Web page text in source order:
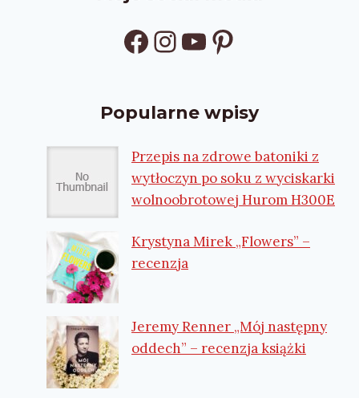
Facebook
Instagram
YouTube
Pinterest
Popularne wpisy
Przepis na zdrowe batoniki z
wytłoczyn po soku z wyciskarki
wolnoobrotowej Hurom H300E
Krystyna Mirek „Flowers” –
recenzja
Jeremy Renner „Mój następny
oddech” – recenzja książki